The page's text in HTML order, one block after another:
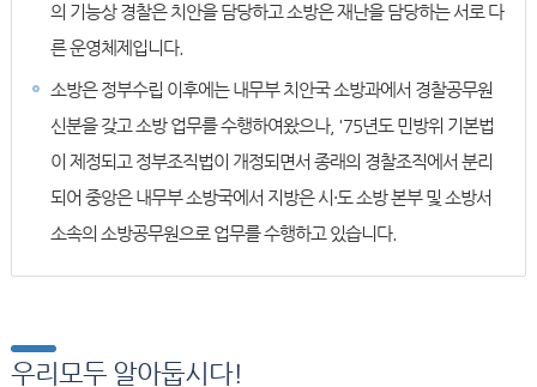
의 기능상 경찰은 치안을 담당하고 소방은 재난을 담당하는 서로 다
른 운영체제입니다.
소방은 정부수립 이후에는 내무부 치안국 소방과에서 경찰공무원
신분을 갖고 소방 업무를 수행하여왔으나, '75년도 민방위 기본법
이 제정되고 정부조직법이 개정되면서 종래의 경찰조직에서 분리
되어 중앙은 내무부 소방국에서 지방은 시·도 소방 본부 및 소방서
소속의 소방공무원으로 업무를 수행하고 있습니다.
우리모두 알아둡시다!